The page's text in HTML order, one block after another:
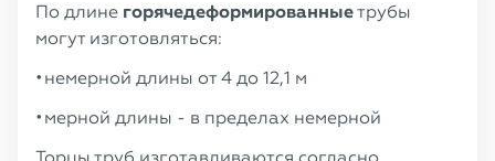
По длине горячедеформированныетрубы
могут изготовляться:
немерной длины от 4 до 12,1 м
мерной длины - в пределах немерной